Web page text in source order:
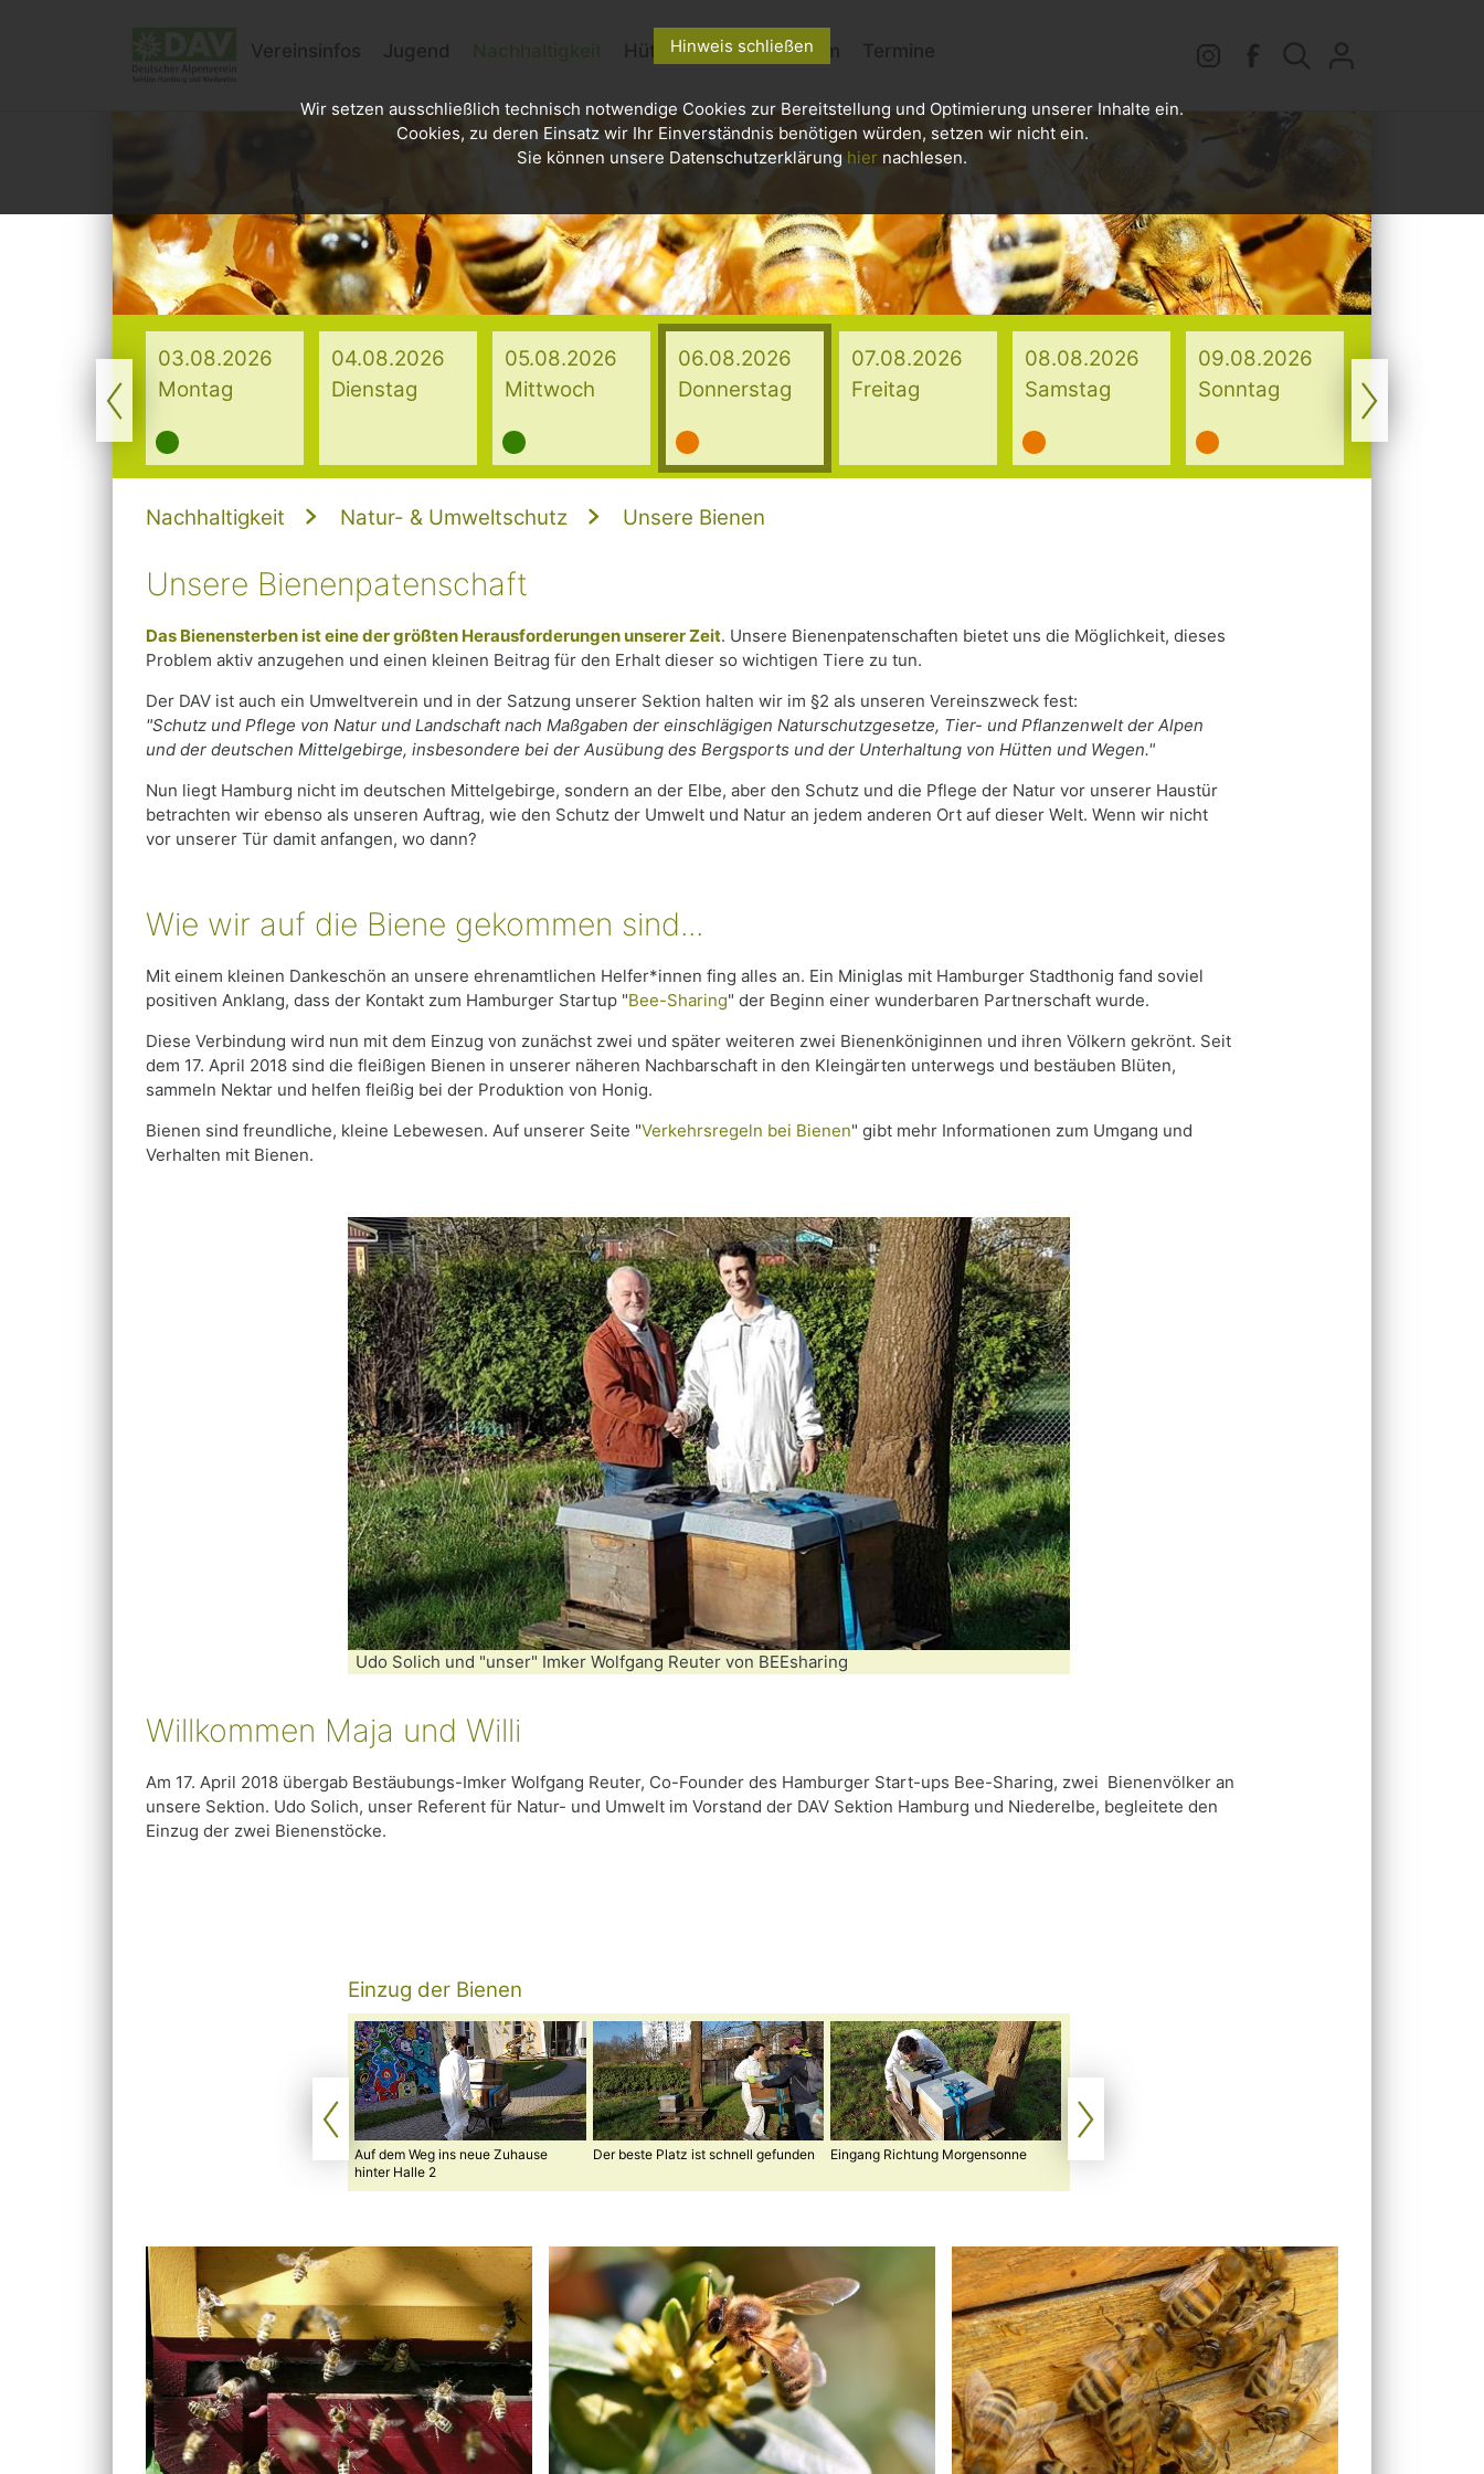
Vereinsinfos Jugend Hütten Kletterzentrum Termine
03.08.2026
Montag
04.08.2026
Dienstag
05.08.2026
Mittwoch
06.08.2026
Donnerstag
07.08.2026
Freitag
08.08.2026
Samstag
09.08.2026
Sonntag
Nachhaltigkeit Natur- & Umweltschutz Unsere Bienen
Unsere Bienenpatenschaft
Das Bienensterben ist eine der größten Herausforderungen unserer Zeit. Unsere Bienenpatenschaften bietet uns die Möglichkeit, dieses
Problem aktiv anzugehen und einen kleinen Beitrag für den Erhalt dieser so wichtigen Tiere zu tun.
Der DAV ist auch ein Umweltverein und in der Satzung unserer Sektion halten wir im §2 als unseren Vereinszweck fest:
"Schutz und Pflege von Natur und Landschaft nach Maßgaben der einschlägigen Naturschutzgesetze, Tier- und Pflanzenwelt der Alpen
und der deutschen Mittelgebirge, insbesondere bei der Ausübung des Bergsports und der Unterhaltung von Hütten und Wegen."
Nun liegt Hamburg nicht im deutschen Mittelgebirge, sondern an der Elbe, aber den Schutz und die Pflege der Natur vor unserer Haustür
betrachten wir ebenso als unseren Auftrag, wie den Schutz der Umwelt und Natur an jedem anderen Ort auf dieser Welt. Wenn wir nicht
vor unserer Tür damit anfangen, wo dann?
Wie wir auf die Biene gekommen sind...
Mit einem kleinen Dankeschön an unsere ehrenamtlichen Helfer*innen fing alles an. Ein Miniglas mit Hamburger Stadthonig fand soviel
positiven Anklang, dass der Kontakt zum Hamburger Startup "Bee-Sharing" der Beginn einer wunderbaren Partnerschaft wurde.
Diese Verbindung wird nun mit dem Einzug von zunächst zwei und später weiteren zwei Bienenköniginnen und ihren Völkern gekrönt. Seit
dem 17. April 2018 sind die fleißigen Bienen in unserer näheren Nachbarschaft in den Kleingärten unterwegs und bestäuben Blüten,
sammeln Nektar und helfen fleißig bei der Produktion von Honig.
Bienen sind freundliche, kleine Lebewesen. Auf unserer Seite "Verkehrsregeln bei Bienen" gibt mehr Informationen zum Umgang und
Verhalten mit Bienen.
Udo Solich und "unser" Imker Wolfgang Reuter von BEEsharing
Willkommen Maja und Willi
Am 17. April 2018 übergab Bestäubungs-Imker Wolfgang Reuter, Co-Founder des Hamburger Start-ups Bee-Sharing, zwei Bienenvölker an
unsere Sektion. Udo Solich, unser Referent für Natur- und Umwelt im Vorstand der DAV Sektion Hamburg und Niederelbe, begleitete den
Einzug der zwei Bienenstöcke.
Einzug der Bienen
Auf dem Weg ins neue Zuhause
hinter Halle 2
Der beste Platz ist schnell gefunden Eingang Richtung Morgensonne
Hinweis schließen
Wir setzen ausschließlich technisch notwendige Cookies zur Bereitstellung und Optimierung unserer Inhalte ein.
Cookies, zu deren Einsatz wir Ihr Einverständnis benötigen würden, setzen wir nicht ein.
Sie können unsere Datenschutzerklärunghier nachlesen.